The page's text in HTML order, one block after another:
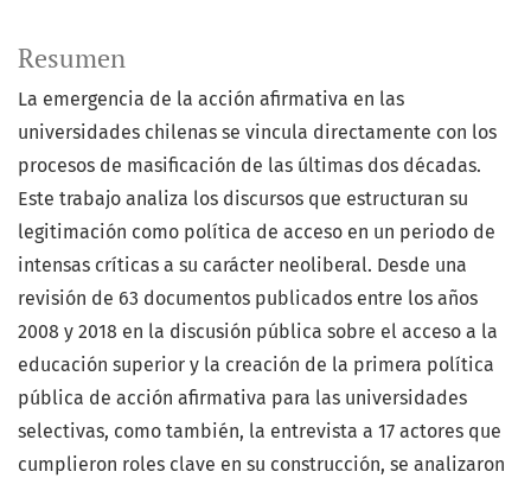
Resumen
La emergencia de la acción afirmativa en las
universidades chilenas se vincula directamente con los
procesos de masificación de las últimas dos décadas.
Este trabajo analiza los discursos que estructuran su
legitimación como política de acceso en un periodo de
intensas críticas a su carácter neoliberal. Desde una
revisión de 63 documentos publicados entre los años
2008 y 2018 en la discusión pública sobre el acceso a la
educación superior y la creación de la primera política
pública de acción afirmativa para las universidades
selectivas, como también, la entrevista a 17 actores que
cumplieron roles clave en su construcción, se analizaron